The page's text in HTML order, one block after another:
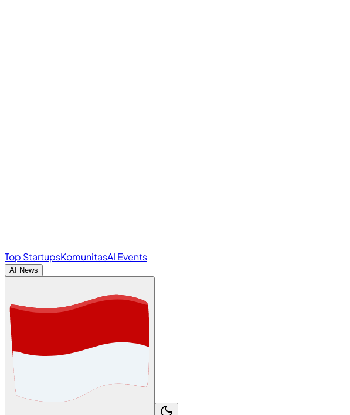
Top StartupsKomunitasAI Events
AI News